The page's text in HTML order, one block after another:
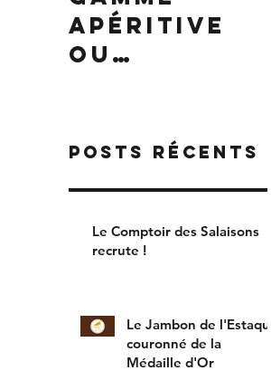
APÉRITIVE
OU
Posts Récents
Le Comptoir des Salaisons
recrute !
Le Jambon de l'Estaque
couronné de la
Médaille d'Or